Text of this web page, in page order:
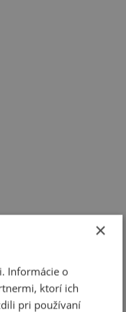
×
Informácie o
ktorí ich
pri používaní